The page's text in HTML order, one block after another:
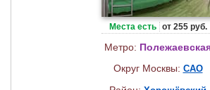
Места есть от 255 руб.
Метро:
Округ Москвы: САО